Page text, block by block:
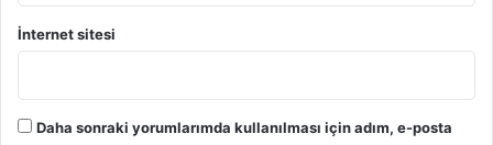
İnternet sitesi
Daha sonraki yorumlarımda kullanılması için adım, e-posta